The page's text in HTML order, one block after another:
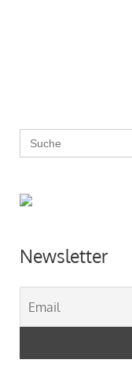
Search
for:
Newsletter